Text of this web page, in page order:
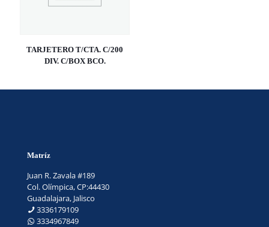
TARJETERO T/CTA. C/200
DIV. C/BOX BCO.
Matríz
Juan R. Zavala #189
Col. Olímpica, CP:44430
Guadalajara, Jalisco
3336179109
3334967849